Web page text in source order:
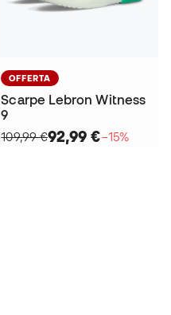
OFFERTA
Scarpe Lebron Witness
9
109,99 €92,99 €−15%